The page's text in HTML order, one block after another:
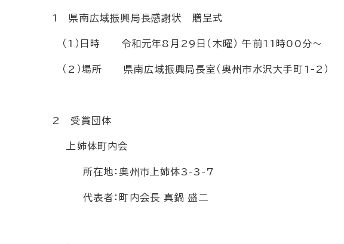
1 県南広域振興局長感謝状 贈呈式
（1）日時 令和元年8月29日（木曜） 午前11時00分～
（2）場所 県南広域振興局長室（奥州市水沢大手町1-2）
2 受賞団体
上姉体町内会
所在地：奥州市上姉体3-3-7
代表者：町内会長 真鍋 盛二